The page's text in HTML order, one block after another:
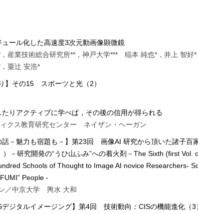
ール化した高速度3次元動画像顕微鏡
産業技術総合研究所**，神戸大学*** 稲本 純也*，井上 智好*
粟辻 安浩*
】その15 スポーツと光（2）
りアクティブに学べば，その後の信用が得られる
クス教育研究センター ネイザン・ヘーガン
話－魅力も宿題も－】第23回 画像AI 研究から頂いた諸子百
）－研究開発の“うひ山ふみ”への着火剤－The Sixth (first Vol.
Schools of Thought to Image AI novice Researchers-
People -
／中京大学 輿水 大和
ジタルイメージング】第4回 技術動向：CISの機能進化（3